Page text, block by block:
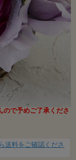
で予めご了承くださ
送料をご確認くださ